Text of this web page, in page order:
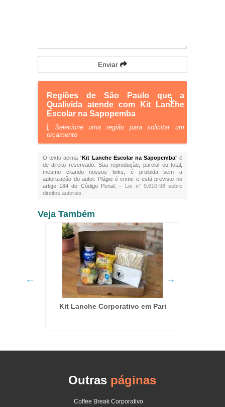
Enviar
Regiões de São Paulo que a
Qualivida atende com Kit Lanche
Escolar na Sapopemba
Selecione uma região para solicitar um
orçamento
O texto acima "Kit Lanche Escolar na Sapopemba" é
de direito reservado. Sua reprodução, parcial ou total,
mesmo citando nossos links, é proibida sem a
autorização do autor. Plágio é crime e está previsto no
artigo 184 do Código Penal. – Lei n° 9.610-98 sobre
direitos autorais
Veja Também
Kit Lanche Corporativo em Pari
Outras páginas
Coffee Break Corporativo